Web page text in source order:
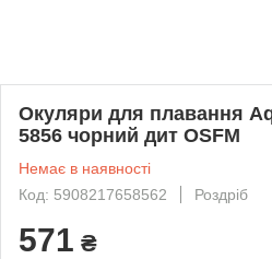
Окуляри для плавання
5856 чорний дит OSFM
Немає в наявності
Код: 5908217658562
Роздріб
571 ₴